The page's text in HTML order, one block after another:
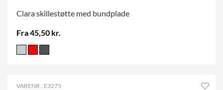
Clara skillestøtte med bundplade
Fra 45,50 kr.
VARENR.: E3275